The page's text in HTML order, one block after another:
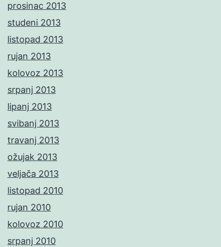
prosinac 2013
studeni 2013
listopad 2013
rujan 2013
kolovoz 2013
srpanj 2013
lipanj 2013
svibanj 2013
travanj 2013
ožujak 2013
veljača 2013
listopad 2010
rujan 2010
kolovoz 2010
srpanj 2010